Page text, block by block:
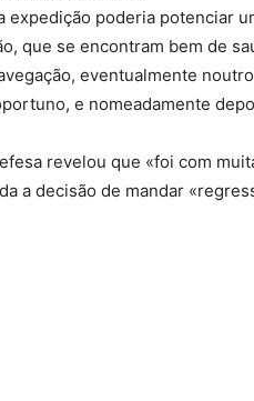
expedição poderia potenciar
que se encontram bem de
eventualmente
e nomeadamente
revelou que «foi com
a decisão de mandar